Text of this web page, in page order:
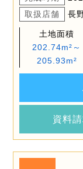
取扱店舗
長
土地面積
202.74m²～
205.93m²
資料